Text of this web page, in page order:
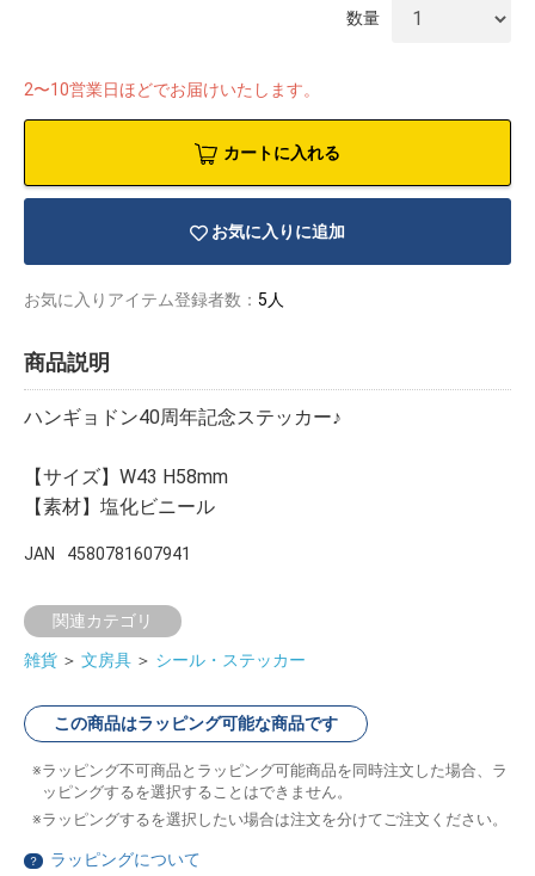
数量
2〜10営業日ほどでお届けいたします。
カートに入れる
お気に入りに追加
お気に入りアイテム登録者数： 5人
商品説明
ハンギョドン40周年記念ステッカー♪
【サイズ】W43 H58mm
【素材】塩化ビニール
JAN 4580781607941
関連カテゴリ
雑貨 ＞ 文房具 ＞ シール・ステッカー
この商品はラッピング可能な商品です
ラッピング不可商品とラッピング可能商品を同時注文した場合、ラ
ッピングするを選択することはできません。
ラッピングするを選択したい場合は注文を分けてご注文ください。
？ ラッピングについて
アダルトグ